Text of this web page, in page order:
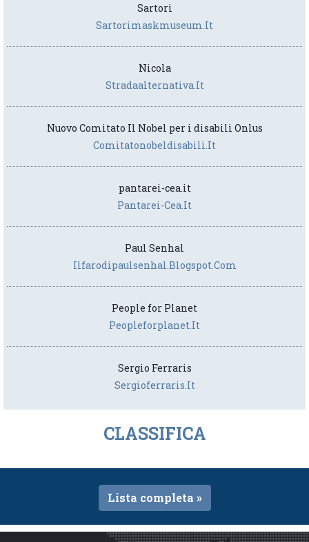
Sartori
Sartorimaskmuseum.it
Nicola
Stradaalternativa.it
Nuovo Comitato Il Nobel per i disabili Onlus
Comitatonobeldisabili.it
pantarei-cea.it
Pantarei-Cea.it
Paul Senhal
Ilfarodipaulsenhal.blogspot.com
People for Planet
Peopleforplanet.it
Sergio Ferraris
Sergioferraris.it
CLASSIFICA
Lista completa »